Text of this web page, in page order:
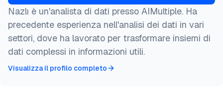
howpublished    = {\url{https://aimultiple.com/
note   = {AIMultiple. Consultato il 4 Agosto
}
Nazlı è un'analista di dati presso AIMultiple. Ha
precedente esperienza nell'analisi dei dati in vari
settori, dove ha lavorato per trasformare insiemi di
dati complessi in informazioni utili.
Visualizza il profilo completo